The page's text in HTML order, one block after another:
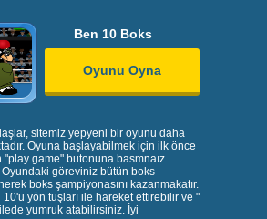
Ben 10 Boks
Oyunu Oyna
sitemiz yepyeni bir oyunu daha
Oyuna başlayabilmek için ilk önce
"play game" butonuna basmnaız
göreviniz bütün boks
boks şampiyonasını kazanmakatır.
yön tuşları ile hareket ettirebilir ve "
yumruk atabilirsiniz. İyi